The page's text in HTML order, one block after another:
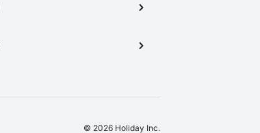
© 2026 Holiday Inc.